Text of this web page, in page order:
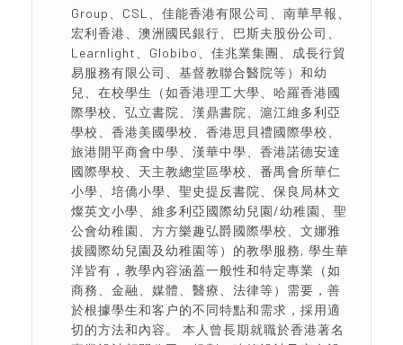
Group、CSL、佳能香港有限公司、南華早報、
宏利香港、澳洲國民銀行、巴斯夫股份公司、
Learnlight、Globibo、佳兆業集團、成長行貿
易服務有限公司、基督教聯合醫院等）和幼
兒、在校學生（如香港理工大學、哈羅香港國
際學校、弘立書院、漢鼎書院、滬江維多利亞
學校、香港美國學校、香港思貝禮國際學校、
旅港開平商會中學、漢華中學、香港諾德安達
國際學校、天主教總堂區學校、番禺會所華仁
小學、培僑小學、聖史提反書院、保良局林文
燦英文小學、維多利亞國際幼兒園/幼稚園、聖
公會幼稚園、方方樂趣弘爵國際學校、文娜雅
拔國際幼兒園及幼稚園等）的教學服務, 學生華
洋皆有，教學內容涵蓋一般性和特定專業（如
商務、金融、媒體、醫療、法律等）需要，善
於根據學生和客户的不同特點和需求，採用適
切的方法和內容。 本人曾長期就職於香港著名